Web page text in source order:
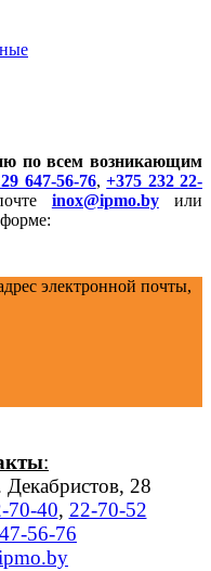
по всем возникающим
647-56-76,+375 232 22-
inox@ipmo.byили
электронной почты,
:
28
70-40, 22-70-52
56-76